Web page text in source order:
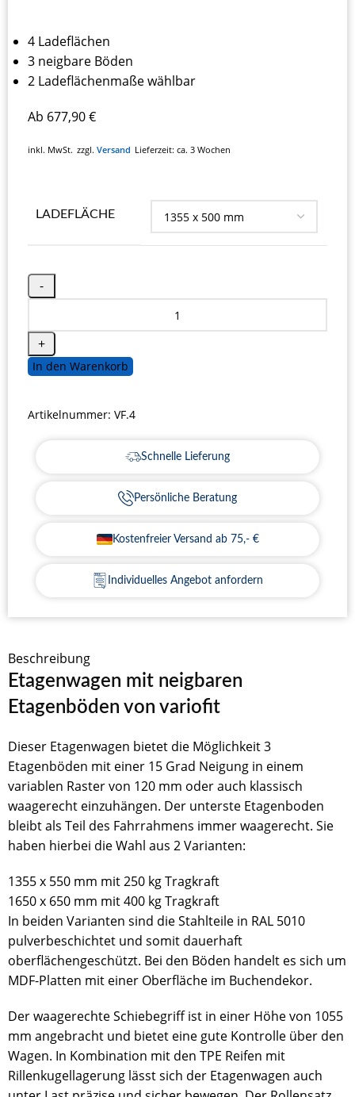
4 Ladeflächen
3 neigbare Böden
2 Ladeflächenmaße wählbar
Ab 677,90€
inkl. MwSt. zzgl. Versand Lieferzeit: ca. 3 Wochen
LADEFLÄCHE
In den Warenkorb
Artikelnummer: VF.4
Schnelle Lieferung
Persönliche Beratung
Kostenfreier Versand ab 75,- €
Individuelles Angebot anfordern
Beschreibung
Etagenwagen mit neigbaren
Etagenböden von variofit
Dieser Etagenwagen bietet die Möglichkeit 3
Etagenböden mit einer 15 Grad Neigung in einem
variablen Raster von 120 mm oder auch klassisch
waagerecht einzuhängen. Der unterste Etagenboden
bleibt als Teil des Fahrrahmens immer waagerecht. Sie
haben hierbei die Wahl aus 2 Varianten:
1355 x 550 mm mit 250 kg Tragkraft
1650 x 650 mm mit 400 kg Tragkraft
In beiden Varianten sind die Stahlteile in RAL 5010
pulverbeschichtet und somit dauerhaft
oberflächengeschützt. Bei den Böden handelt es sich um
MDF-Platten mit einer Oberfläche im Buchendekor.
Der waagerechte Schiebegriff ist in einer Höhe von 1055
mm angebracht und bietet eine gute Kontrolle über den
Wagen. In Kombination mit den TPE Reifen mit
Rillenkugellagerung lässt sich der Etagenwagen auch